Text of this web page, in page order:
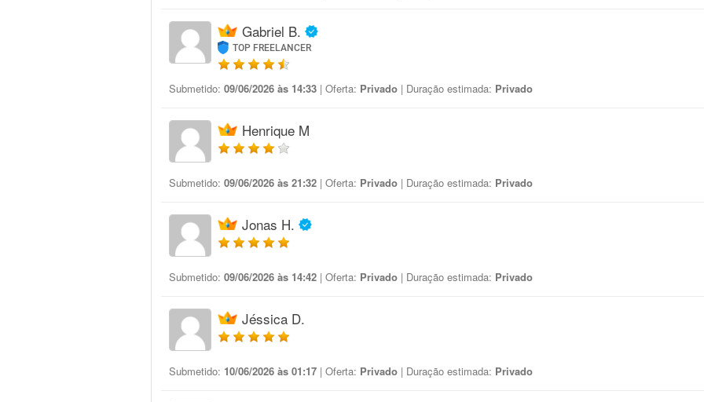
Gabriel B.
TOP FREELANCER
Submetido: 09/06/2026 às 14:33 | Oferta: Privado | Duração estimada: Privado
Henrique M
Submetido: 09/06/2026 às 21:32 | Oferta: Privado | Duração estimada: Privado
Jonas H.
Submetido: 09/06/2026 às 14:42 | Oferta: Privado | Duração estimada: Privado
Jéssica D.
Submetido: 10/06/2026 às 01:17 | Oferta: Privado | Duração estimada: Privado